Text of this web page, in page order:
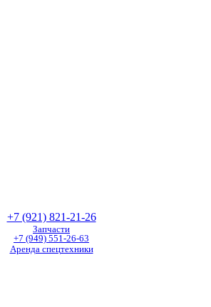
+7 (921) 821-21-26
Запчасти
+7 (949) 551-26-63
Аренда спецтехники